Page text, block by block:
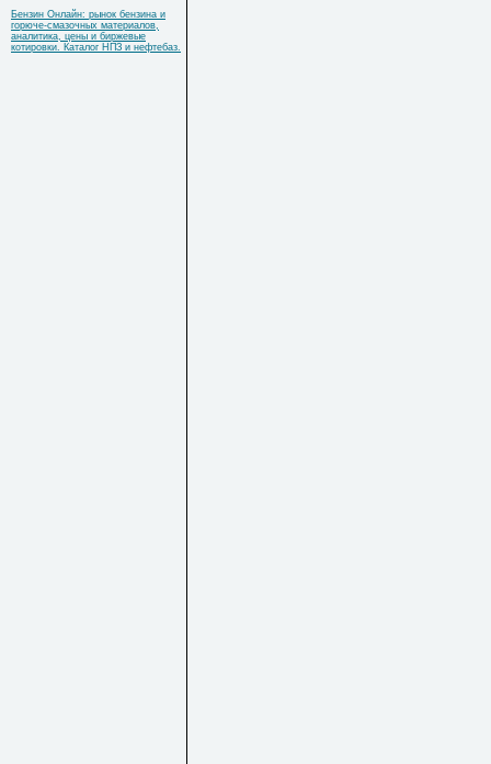
Бензин Онлайн: рынок бензина и
горюче-смазочных материалов,
аналитика, цены и биржевые
котировки. Каталог НПЗ и нефтебаз.